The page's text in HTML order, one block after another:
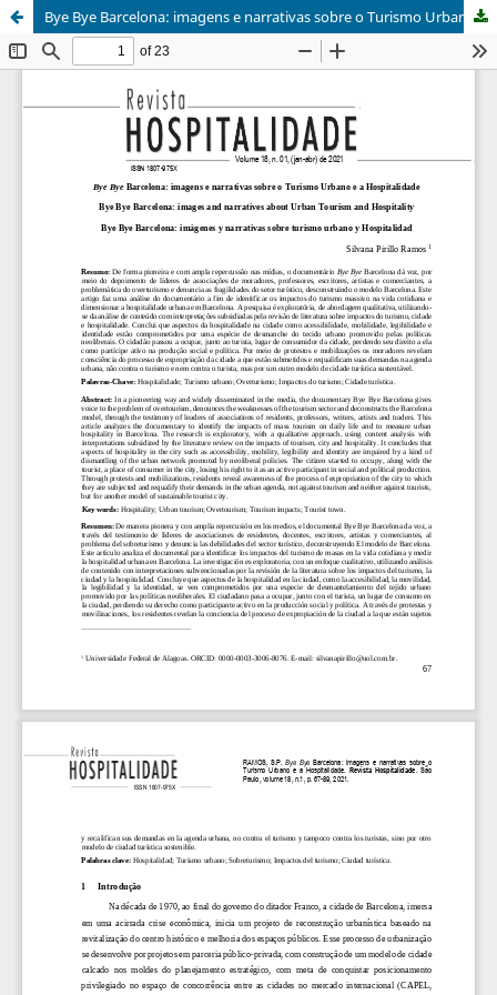
Bye Bye Barcelona: imagens e narrativas sobre o Turismo Urbano e a Hospitalidade